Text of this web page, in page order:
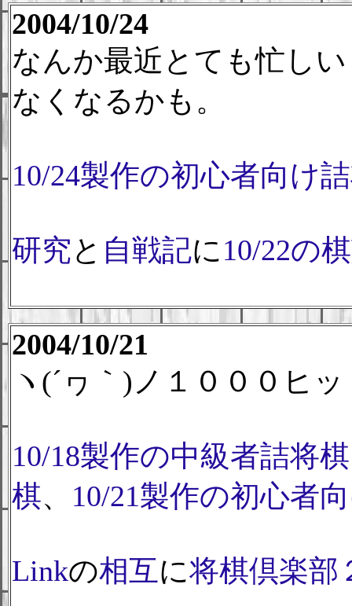
2004/10/24
なんか最近とても忙し
なくなるかも。
10/24製作の初心者向け
研究と 自戦記に10/22の
2004/10/21
ヽ(´ヮ｀)ノ１０００ヒ
10/18製作の中級者詰将棋
棋、 10/21製作の初心者
Linkの相互に将棋倶楽部